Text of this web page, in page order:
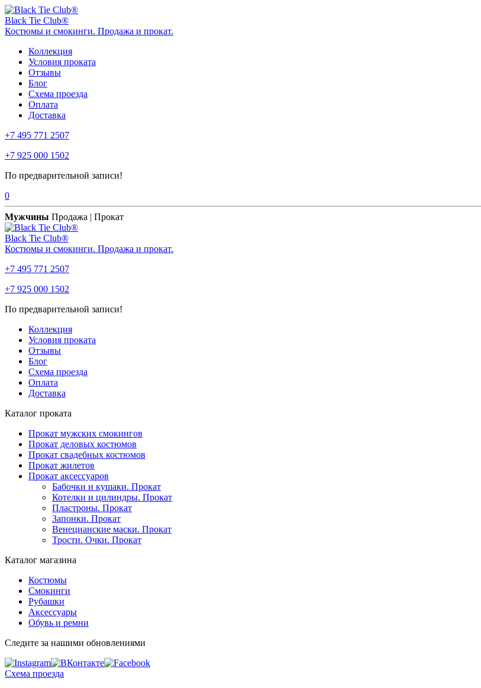
Black Tie Club®
Костюмы и смокинги. Продажа и прокат.
Коллекция
Условия проката
Отзывы
Блог
Схема проезда
Оплата
Доставка
+7 495 771 2507
+7 925 000 1502
По предварительной записи!
0
Мужчины Продажа | Прокат
Black Tie Club®
Костюмы и смокинги. Продажа и прокат.
+7 495 771 2507
+7 925 000 1502
По предварительной записи!
Коллекция
Условия проката
Отзывы
Блог
Схема проезда
Оплата
Доставка
Каталог проката
Прокат мужских смокингов
Прокат деловых костюмов
Прокат свадебных костюмов
Прокат жилетов
Прокат аксессуаров
Бабочки и кушаки. Прокат
Котелки и цилиндры. Прокат
Пластроны. Прокат
Запонки. Прокат
Венецианские маски. Прокат
Трости. Очки. Прокат
Каталог магазина
Костюмы
Смокинги
Рубашки
Аксессуары
Обувь и ремни
Следите за нашими обновлениями
Схема проезда